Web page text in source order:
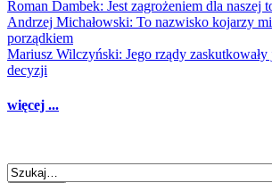
Roman Dambek: Jest zagrożeniem dla naszej
Andrzej Michałowski: To nazwisko kojarzy
porządkiem
Mariusz Wilczyński: Jego rządy
decyzji
więcej ...